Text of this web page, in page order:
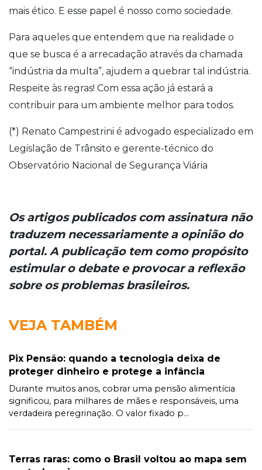
mais ético. E esse papel é nosso como sociedade.
Para aqueles que entendem que na realidade o
que se busca é a arrecadação através da chamada
“indústria da multa”, ajudem a quebrar tal indústria.
Respeite às regras! Com essa ação já estará a
contribuir para um ambiente melhor para todos.
(*) Renato Campestrini é advogado especializado em
Legislação de Trânsito e gerente-técnico do
Observatório Nacional de Segurança Viária
Os artigos publicados com assinatura não
traduzem necessariamente a opinião do
portal. A publicação tem como propósito
estimular o debate e provocar a reflexão
sobre os problemas brasileiros.
VEJA TAMBÉM
Pix Pensão: quando a tecnologia deixa de
proteger dinheiro e protege a infância
Durante muitos anos, cobrar uma pensão alimentícia
significou, para milhares de mães e responsáveis, uma
verdadeira peregrinação. O valor fixado p...
Terras raras: como o Brasil voltou ao mapa sem